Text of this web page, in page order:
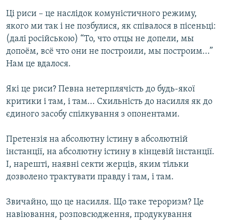
Ці риси – це наслідок комуністичного режиму,
якого ми так і не позбулися, як співалося в пісеньці:
(далі російською) “То, что отцы не допели, мы
допоём, всё что они не построили, мы построим...”
Нам це вдалося.
Які це риси? Певна нетерплячість до будь-якої
критики і там, і там... Схильність до насилля як до
єдиного засобу спілкування з опонентами.
Претензія на абсолютну істину в абсолютній
інстанції, на абсолютну істину в кінцевій інстанції.
І, нарешті, наявні секти жерців, яким тільки
дозволено трактувати правду і там, і там.
Звичайно, що це насилля. Що таке тероризм? Це
навіювання, розповсюдження, продукування